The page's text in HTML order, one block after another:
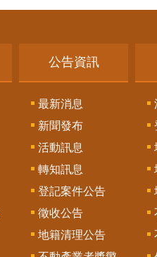
公告資訊
最新消息
新聞發布
活動訊息
轉知訊息
登記案件公告
徵收公告
地籍清理公告